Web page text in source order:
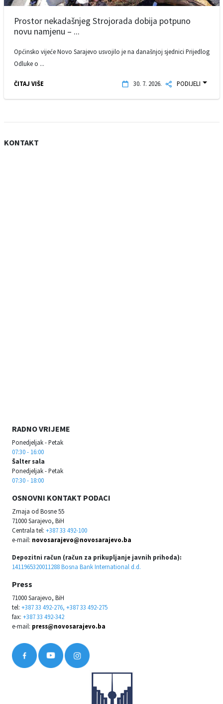
Prostor nekadašnjeg Strojorada dobija potpuno
novu namjenu – ...
Općinsko vijeće Novo Sarajevo usvojilo je na današnjoj sjednici Prijedlog
Odluke o ...
ČITAJ VIŠE 30. 7. 2026. PODIJELI
KONTAKT
RADNO VRIJEME
Ponedjeljak - Petak
07:30 - 16:00
Šalter sala
Ponedjeljak - Petak
07:30 - 18:00
OSNOVNI KONTAKT PODACI
Zmaja od Bosne 55
71000 Sarajevo, BiH
Centrala tel: +387 33 492-100
e-mail: novosarajevo@novosarajevo.ba
Depozitni račun (račun za prikupljanje javnih prihoda):
1411965320011288 Bosna Bank International d.d.
Press
71000 Sarajevo, BiH
tel: +387 33 492-276, +387 33 492-275
fax: +387 33 492-342
e-mail: press@novosarajevo.ba